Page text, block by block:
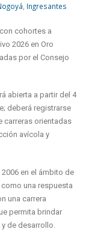
Ingresantes
cohortes a
2026 en Oro
por el Consejo
abierta a partir del 4
deberá registrarse
carreras orientadas
avícola y
en el ámbito de
una respuesta
una carrera
permita brindar
de desarrollo.